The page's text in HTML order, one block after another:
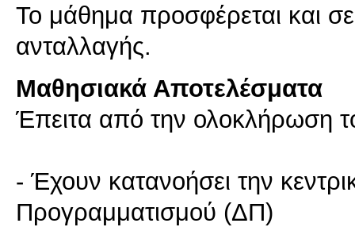
Το μάθημα προσφέρεται και
ανταλλαγής.
Μαθησιακά Αποτελέσματα
Έπειτα από την ολοκλήρωση
- Έχουν κατανοήσει την
Προγραμματισμού (ΔΠ)